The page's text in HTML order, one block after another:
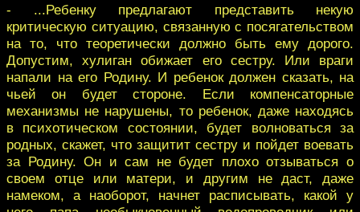
- ...Ребенку предлагают представить некую
критическую ситуацию, связанную с посягательством
на то, что теоретически должно быть ему дорого.
Допустим, хулиган обижает его сестру. Или враги
напали на его Родину. И ребенок должен сказать, на
чьей он будет стороне. Если компенсаторные
механизмы не нарушены, то ребенок, даже находясь
в психотическом состоянии, будет волноваться за
родных, скажет, что защитит сестру и пойдет воевать
за Родину. Он и сам не будет плохо отзываться о
своем отце или матери, и другим не даст, даже
намеком, а наоборот, начнет расписывать, какой у